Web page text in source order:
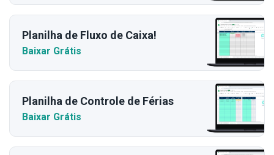
Planilha de Fluxo de Caixa!
Baixar Grátis
Planilha de Controle de Férias
Baixar Grátis